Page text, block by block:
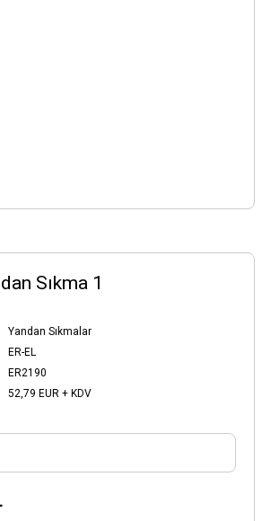
Sıkma 1
Yandan Sıkmalar
ER-EL
ER2190
52,79 EUR + KDV